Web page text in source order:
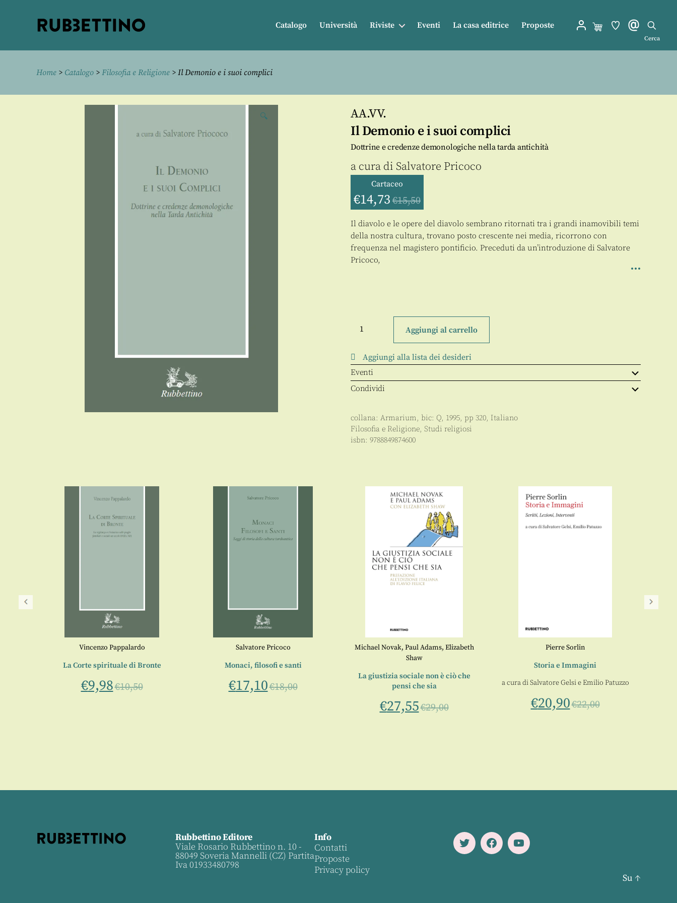
Catalogo Università Riviste Eventi La casa editrice Proposte
Cerca
Home > Catalogo > Filosofia e Religione > Il Demonio e i suoi complici
🔍 AA.VV.
Il Demonio e i suoi complici
Dottrine e credenze demonologiche nella tarda antichità
a cura di Salvatore Pricoco
Cartaceo
€14,73 €15,50
Il diavolo e le opere del diavolo sembrano ritornati tra i grandi inamovibili temi
della nostra cultura, trovano posto crescente nei media, ricorrono con
frequenza nel magistero pontificio. Preceduti da un’introduzione di Salvatore
Pricoco,
Demonio
suoi
complici
quantità
Aggiungi al carrello
Aggiungi alla lista dei desideri
Eventi
Condividi
collana: Armarium, bic: Q, 1995, pp 320, Italiano
Filosofia e Religione, Studi religiosi
isbn: 9788849874600
Vincenzo Pappalardo
La Corte spirituale di Bronte
€9,98€10,50
Salvatore Pricoco
Monaci, filosofi e santi
€17,10€18,00
Michael Novak, Paul Adams, Elizabeth
Shaw
La giustizia sociale non è ciò che
pensi che sia
€27,55€29,00
Pierre Sorlin
Storia e Immagini
a cura diSalvatore GelsieEmilio Patuzzo
€20,90€22,00
Rubbettino Editore
Viale Rosario Rubbettino n. 10 -
88049 Soveria Mannelli (CZ) Partita
Iva 01933480798
Info
Contatti
Proposte
Privacy policy
TwitterFacebookYoutube
Su ↑